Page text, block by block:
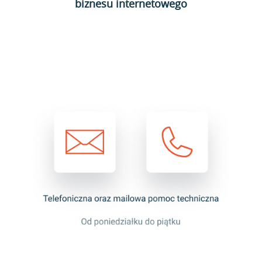
biznesu internetowego